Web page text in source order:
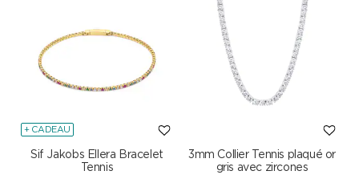
+ CADEAU
Sif Jakobs Ellera Bracelet
Tennis
3mm Collier Tennis plaqué or
gris avec zircones